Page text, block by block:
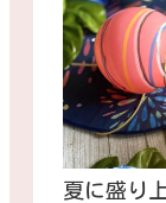
夏に盛り